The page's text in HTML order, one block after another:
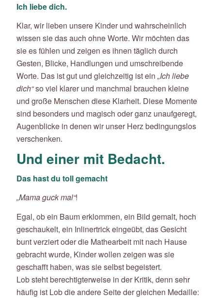
Ich liebe dich.
Klar, wir lieben unsere Kinder und wahrscheinlich
wissen sie das auch ohne Worte. Wir möchten das
sie es fühlen und zeigen es ihnen täglich durch
Gesten, Blicke, Handlungen und umschreibende
Worte. Das ist gut und gleichzeitig ist ein „Ich liebe
dich“so viel klarer und manchmal brauchen kleine
und große Menschen diese Klarheit. Diese Momente
sind besonders und magisch oder ganz unaufgeregt,
Augenblicke in denen wir unser Herz bedingungslos
verschenken.
Und einer mit Bedacht.
Das hast du toll gemacht
„Mama guck mal“!
Egal, ob ein Baum erklommen, ein Bild gemalt, hoch
geschaukelt, ein Inlinertrick eingeübt, das Gesicht
bunt verziert oder die Mathearbeit mit nach Hause
gebracht wurde, Kinder wollen zeigen was sie
geschafft haben, was sie selbst begeistert.
Lob steht berechtigterweise in der Kritik, denn sehr
häufig ist Lob die andere Seite der gleichen Medaille: